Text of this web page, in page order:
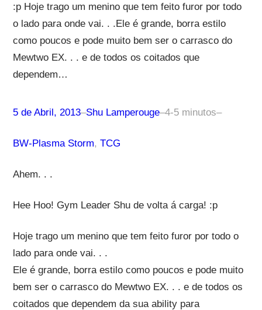
:p Hoje trago um menino que tem feito furor por todo
o lado para onde vai. . .Ele é grande, borra estilo
como poucos e pode muito bem ser o carrasco do
Mewtwo EX. . . e de todos os coitados que
dependem…
5 de Abril, 2013–Shu Lamperouge–4-5 minutos–
BW-Plasma Storm, TCG
Ahem. . .
Hee Hoo! Gym Leader Shu de volta á carga! :p
Hoje trago um menino que tem feito furor por todo o
lado para onde vai. . .
Ele é grande, borra estilo como poucos e pode muito
bem ser o carrasco do Mewtwo EX. . . e de todos os
coitados que dependem da sua ability para